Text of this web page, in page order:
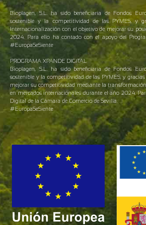
Bioplagen, S.L. ha sido beneficiaria de Fondos
sostenible y la competitividad de las PYMES,
Internacionalización con el objetivo de mejorar su
2024. Para ello ha contado con el apoyo del
#EuropaSeSiente
PROGRAMA XPANDE DIGITAL
Bioplagen, S.L. ha sido beneficiaria de Fondos
sostenible y la competitividad de las PYMES, y
mejorar su competitividad mediante la
en mercados internacionales durante el año 2024.
Digital de la Cámara de Comercio de Sevilla.
#EuropaSeSiente